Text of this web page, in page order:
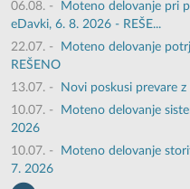
06.08. -
Moteno delovanje pri
eDavki, 6. 8. 2026 - REŠE...
22.07. -
Moteno delovanje
REŠENO
13.07. -
Novi poskusi prevare
10.07. -
Moteno delovanje
2026
10.07. -
Moteno delovanje
7. 2026